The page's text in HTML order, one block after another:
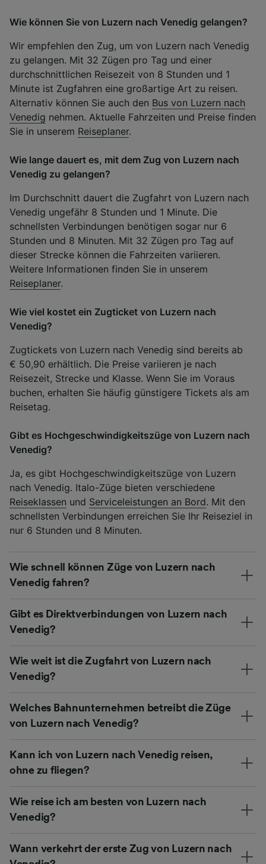
Wie können Sie von Luzern nach Venedig gelangen?
Wir empfehlen den Zug, um von Luzern nach Venedig
zu gelangen. Mit 32 Zügen pro Tag und einer
durchschnittlichen Reisezeit von 8 Stunden und 1
Minute ist Zugfahren eine großartige Art zu reisen.
Alternativ können Sie auch den Bus von Luzern nach
Venedig nehmen. Aktuelle Fahrzeiten und Preise finden
Sie in unserem Reiseplaner.
Wie lange dauert es, mit dem Zug von Luzern nach
Venedig zu gelangen?
Im Durchschnitt dauert die Zugfahrt von Luzern nach
Venedig ungefähr 8 Stunden und 1 Minute. Die
schnellsten Verbindungen benötigen sogar nur 6
Stunden und 8 Minuten. Mit 32 Zügen pro Tag auf
dieser Strecke können die Fahrzeiten variieren.
Weitere Informationen finden Sie in unserem
Reiseplaner.
Wie viel kostet ein Zugticket von Luzern nach
Venedig?
Zugtickets von Luzern nach Venedig sind bereits ab
€ 50,90 erhältlich. Die Preise variieren je nach
Reisezeit, Strecke und Klasse. Wenn Sie im Voraus
buchen, erhalten Sie häufig günstigere Tickets als am
Reisetag.
Gibt es Hochgeschwindigkeitszüge von Luzern nach
Venedig?
Ja, es gibt Hochgeschwindigkeitszüge von Luzern
nach Venedig. Italo-Züge bieten verschiedene
Reiseklassen und Serviceleistungen an Bord. Mit den
schnellsten Verbindungen erreichen Sie Ihr Reiseziel in
nur 6 Stunden und 8 Minuten.
Wie schnell können Züge von Luzern nach
Venedig fahren?
Gibt es Direktverbindungen von Luzern nach
Venedig?
Wie weit ist die Zugfahrt von Luzern nach
Venedig?
Welches Bahnunternehmen betreibt die Züge
von Luzern nach Venedig?
Kann ich von Luzern nach Venedig reisen,
ohne zu fliegen?
Wie reise ich am besten von Luzern nach
Venedig?
Wann verkehrt der erste Zug von Luzern nach